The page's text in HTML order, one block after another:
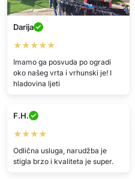
Darija
★★★★★
Imamo ga posvuda po ogradi
oko našeg vrta i vrhunski je! I
hladovina ljeti
F.H.
★★★★
Odlična usluga, narudžba je
stigla brzo i kvaliteta je super.